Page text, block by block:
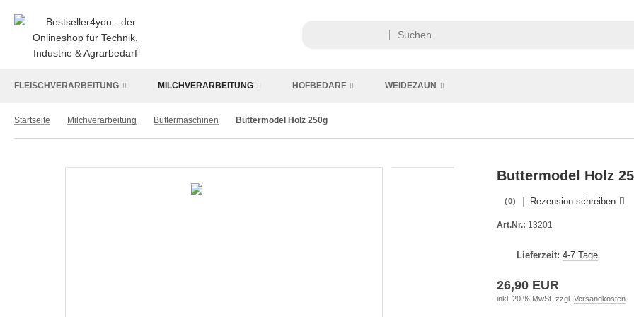
FLEISCHVERARBEITUNG MILCHVERARBEITUNG HOFBEDARF WEIDEZAUN
Startseite Milchverarbeitung Buttermaschinen Buttermodel Holz 250g
Buttermodel Holz
(0) Rezension schreiben
Art.Nr.: 13201
Lieferzeit: 4-7 Tage
26,90 EUR
inkl. 20 % MwSt. zzgl. Versandkosten